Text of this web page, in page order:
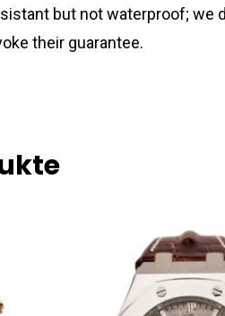
but not waterproof;
their guarantee.